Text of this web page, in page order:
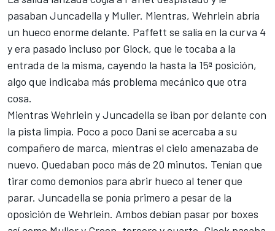
pasaban Juncadella y Muller. Mientras, Wehrlein abría
un hueco enorme delante. Paffett se salía en la curva 4
y era pasado incluso por Glock, que le tocaba a la
entrada de la misma, cayendo la hasta la 15ª posición,
algo que indicaba más problema mecánico que otra
cosa.
Mientras Wehrlein y Juncadella se iban por delante con
la pista limpia. Poco a poco Dani se acercaba a su
compañero de marca, mientras el cielo amenazaba de
nuevo. Quedaban poco más de 20 minutos. Tenían que
tirar como demonios para abrir hueco al tener que
parar. Juncadella se ponía primero a pesar de la
oposición de Wehrlein. Ambos debían pasar por boxes